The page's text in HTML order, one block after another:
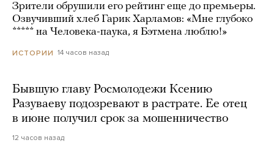
Зрители обрушили его рейтинг еще до премьеры.
Озвучивший хлеб Гарик Харламов: «Мне глубоко
***** на Человека-паука, я Бэтмена люблю!»
ИСТОРИИ 14 часов назад
Бывшую главу Росмолодежи Ксению
Разуваеву подозревают в растрате. Ее отец
в июне получил срок за мошенничество
12 часов назад